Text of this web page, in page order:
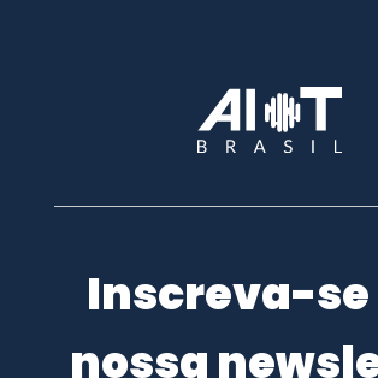
Inscreva-se
nossa